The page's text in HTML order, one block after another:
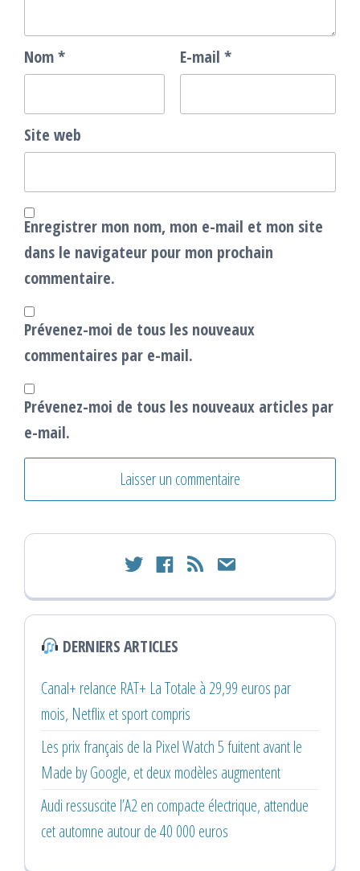
Nom* E-mail *
Site web
Enregistrer mon nom, mon e-mail et mon site
dans le navigateur pour mon prochain
commentaire.
Prévenez-moi de tous les nouveaux
commentaires par e-mail.
Prévenez-moi de tous les nouveaux articles par
e-mail.
twitter facebook
rss email
DERNIERS ARTICLES
Canal+ relance RAT+ La Totale à 29,99 euros par
mois, Netflix et sport compris
Les prix français de la Pixel Watch 5 fuitent avant le
Made by Google, et deux modèles augmentent
Audi ressuscite l’A2 en compacte électrique, attendue
cet automne autour de 40 000 euros